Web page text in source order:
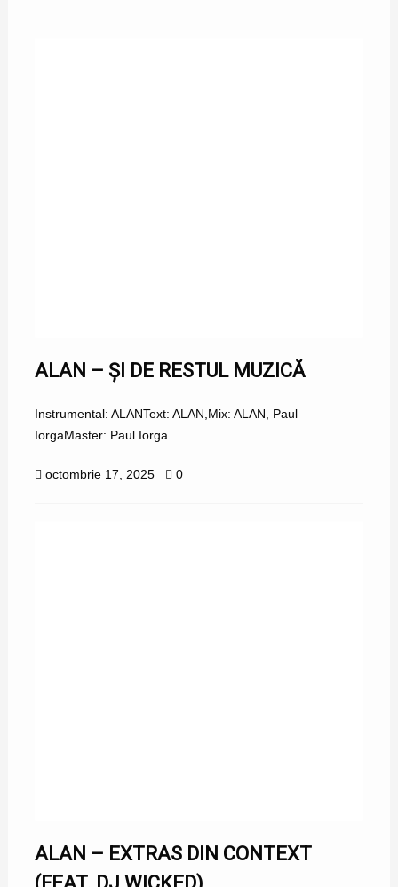
ALAN – ȘI DE RESTUL MUZICĂ
Instrumental: ALANText: ALAN,Mix: ALAN, Paul
IorgaMaster: Paul Iorga
octombrie 17, 2025 0
ALAN – EXTRAS DIN CONTEXT